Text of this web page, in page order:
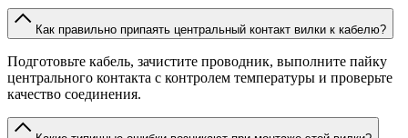
Как правильно припаять центральный контакт вилки к кабелю?
Подготовьте кабель, зачистите проводник, выполните пайку
центрального контакта с контролем температуры и проверьте
качество соединения.